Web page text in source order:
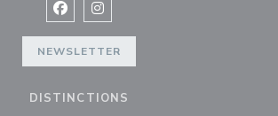
Facebook ((ouvre une nouvelle
Instagram ((ouvre une
NEWSLETTER
DISTINCTIONS